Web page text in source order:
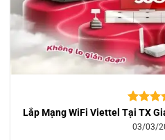
5.00
dựa
10
Lắp Mạng WiFi Viettel Tại TX
03/03/